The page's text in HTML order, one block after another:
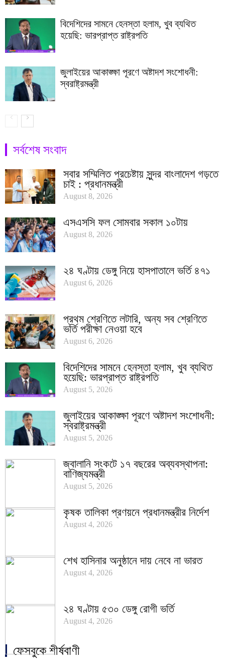
বিদেশিদের সামনে হেনস্তা হলাম, খুব ব্যথিত
হয়েছি: ভারপ্রাপ্ত রাষ্ট্রপতি
জুলাইয়ের আকাঙ্ক্ষা পূরণে অষ্টাদশ সংশোধনী:
স্বরাষ্ট্রমন্ত্রী
সর্বশেষ সংবাদ
সবার সম্মিলিত প্রচেষ্টায় সুন্দর বাংলাদেশ গড়তে
চাই : প্রধানমন্ত্রী
August 8, 2026
এসএসসি ফল সোমবার সকাল ১০টায়
August 8, 2026
২৪ ঘণ্টায় ডেঙ্গু নিয়ে হাসপাতালে ভর্তি ৪৭১
August 6, 2026
প্রথম শ্রেণিতে লটারি, অন্য সব শ্রেণিতে
ভর্তি পরীক্ষা নেওয়া হবে
August 6, 2026
বিদেশিদের সামনে হেনস্তা হলাম, খুব ব্যথিত
হয়েছি: ভারপ্রাপ্ত রাষ্ট্রপতি
August 5, 2026
জুলাইয়ের আকাঙ্ক্ষা পূরণে অষ্টাদশ সংশোধনী:
স্বরাষ্ট্রমন্ত্রী
August 5, 2026
জ্বালানি সংকটে ১৭ বছরের অব্যবস্থাপনা:
বাণিজ্যমন্ত্রী
August 5, 2026
কৃষক তালিকা প্রণয়নে প্রধানমন্ত্রীর নির্দেশ
August 4, 2026
শেখ হাসিনার অনুষ্ঠানে দায় নেবে না ভারত
August 4, 2026
২৪ ঘণ্টায় ৫৩০ ডেঙ্গু রোগী ভর্তি
August 4, 2026
ফেসবুকে শীর্ষবাণী